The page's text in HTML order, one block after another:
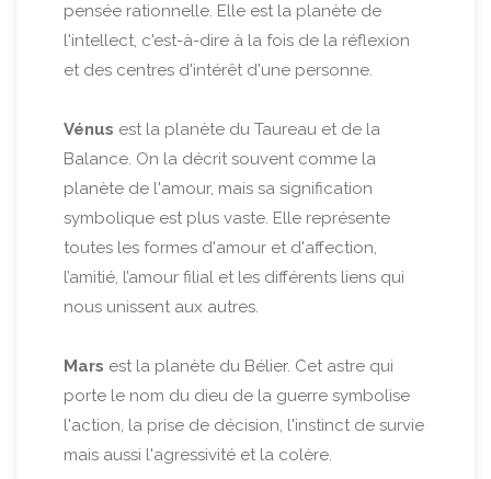
pensée rationnelle. Elle est la planète de
l'intellect, c'est-à-dire à la fois de la réflexion
et des centres d'intérêt d'une personne.
Vénus est la planète du Taureau et de la
Balance. On la décrit souvent comme la
planète de l'amour, mais sa signification
symbolique est plus vaste. Elle représente
toutes les formes d'amour et d'affection,
l’amitié, l’amour filial et les différents liens qui
nous unissent aux autres.
Mars est la planète du Bélier. Cet astre qui
porte le nom du dieu de la guerre symbolise
l'action, la prise de décision, l'instinct de survie
mais aussi l'agressivité et la colère.